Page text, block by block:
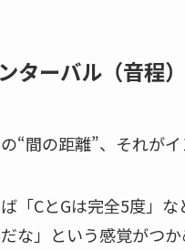
ターバル（音程
“間の距離”、それがイ
「CとGは完全5度」
な」という感覚がつか